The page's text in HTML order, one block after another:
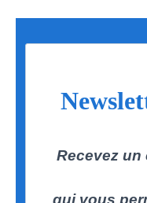
Recevez un
qui vous